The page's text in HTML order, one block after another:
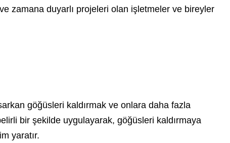
zamana duyarlı projeleri olan işletmeler ve bireyler
göğüsleri kaldırmak ve onlara daha fazla
bir şekilde uygulayarak, göğüsleri kaldırmaya
yaratır.